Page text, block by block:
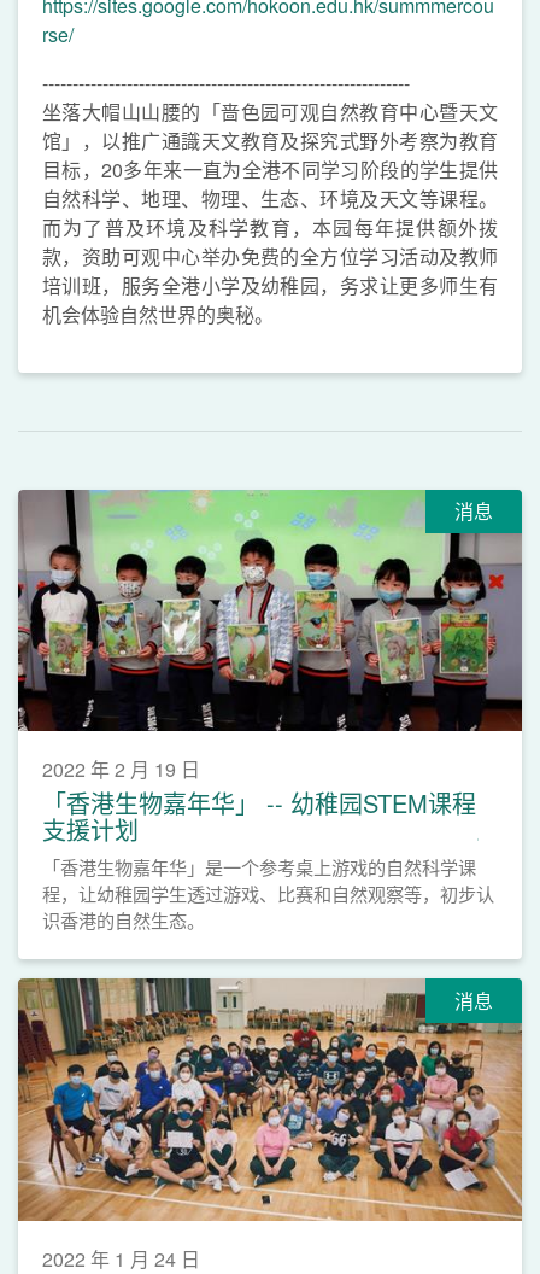
rse/
-------------------------------------------------------------
坐落大帽山山腰的「啬色园可观自然教育中心暨天文
馆」，以推广通識天文教育及探究式野外考察为教育
目标，20多年来一直为全港不同学习阶段的学生提供
自然科学、地理、物理、生态、环境及天文等课程。
而为了普及环境及科学教育，本园每年提供额外拨
款，资助可观中心举办免费的全方位学习活动及教师
培训班，服务全港小学及幼稚园，务求让更多师生有
机会体验自然世界的奥秘。
消息
2022 年 2 月 19 日
「香港生物嘉年华」 -- 幼稚园STEM课程
支援计划
「香港生物嘉年华」是一个参考桌上游戏的自然科学课
程，让幼稚园学生透过游戏、比赛和自然观察等，初步认
识香港的自然生态。
消息
2022 年 1 月 24 日